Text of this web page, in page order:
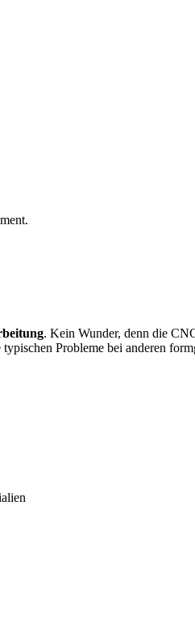
. Kein Wunder, denn die
Probleme bei anderen